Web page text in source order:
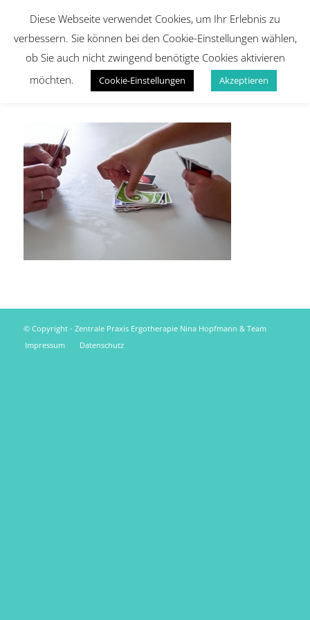
© Copyright - Zentrale Praxis Ergotherapie Nina Hopfmann & Team
Impressum
Datenschutz
Diese Webseite verwendet Cookies, um Ihr Erlebnis zu
verbessern. Sie können bei den Cookie-Einstellungen wählen,
ob Sie auch nicht zwingend benötigte Cookies aktivieren
möchten.
Cookie-Einstellungen Akzeptieren